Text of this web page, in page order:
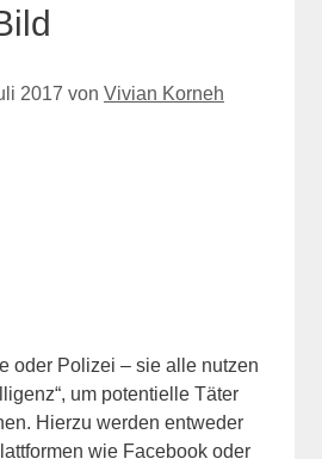
2017 von Vivian Korneh
oder Polizei – sie alle nutzen
um potentielle Täter
Hierzu werden entweder
wie Facebook oder